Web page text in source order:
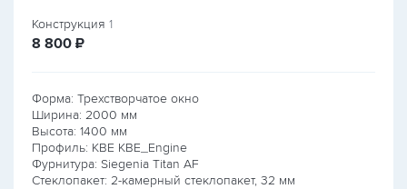
Конструкция 1
8 800 руб.
₽
Форма: Трехстворчатое окно
Ширина: 2000 мм
Высота: 1400 мм
Профиль: KBE KBE_Engine
Фурнитура: Siegenia Titan AF
Стеклопакет: 2-камерный стеклопакет, 32 мм